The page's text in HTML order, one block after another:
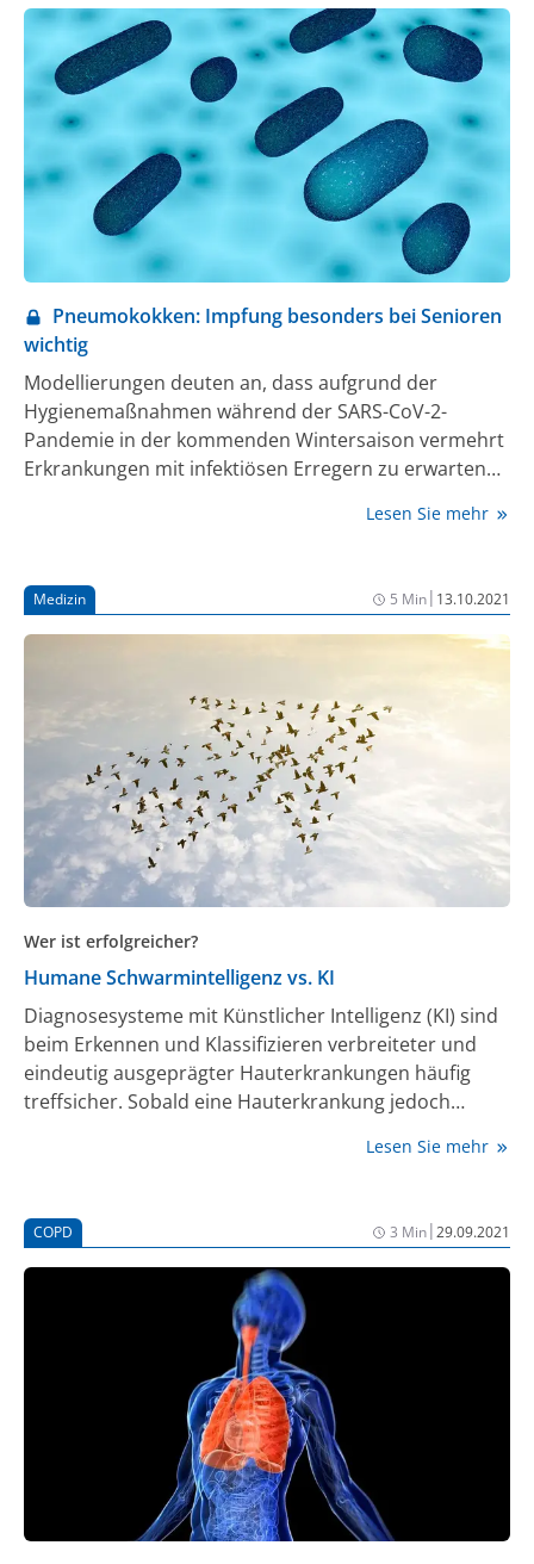
bestimmt wurde.
Pneumokokken: Impfung besonders bei Senioren
wichtig
Modellierungen deuten an, dass aufgrund der
Hygienemaßnahmen während der SARS-CoV-2-
Pandemie in der kommenden Wintersaison vermehrt
Erkrankungen mit infektiösen Erregern zu erwarten
Pneumokokken-Impfung von Risikogruppen.Lesen Sie mehr
Medizin 5 Min| 13.10.2021
Wer ist erfolgreicher?
Humane Schwarmintelligenz vs. KI
Diagnosesysteme mit Künstlicher Intelligenz (KI) sind
beim Erkennen und Klassifizieren verbreiteter und
eindeutig ausgeprägter Hauterkrankungen häufig
treffsicher. Sobald eine Hauterkrankung jedoch
Konstellationen auftritt, ist die KI der menschlichen
von Dermatologinnen und Dermatologen) und auch
den Ergebnissen einzelner Ärztinnen und Ärzte
unterlegen. Das zeigt eine aktuell in der
Fachzeitschrift JDDG veröffentlichte Studie. Die
Deutsche Dermatologische Gesellschaft (DDG) sieht
große Potenziale und Entlastungsmöglichkeiten
durch KI-Systeme, betont aber die Notwendigkeit, das
Training der Systeme zu verbessern.
Lesen Sie mehr
COPD 3 Min|29.09.2021